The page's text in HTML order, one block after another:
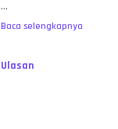
...
Baca selengkapnya
Ulasan